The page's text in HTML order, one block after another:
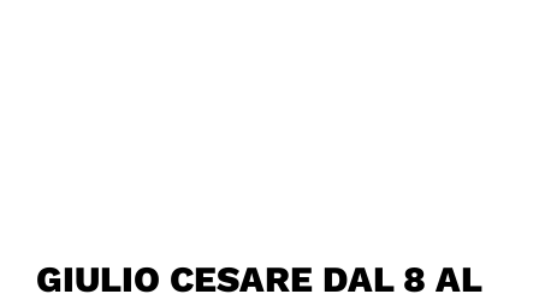
GIULIO CESARE DAL 8 AL